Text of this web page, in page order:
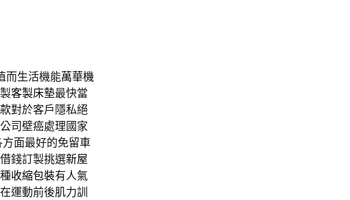
而生活機能萬華機
客製床墊最快當
對於客戶隱私絕
司壁癌處理國家
面最好的免留車
錢訂製挑選新屋
收縮包裝有人氣
運動前後肌力訓